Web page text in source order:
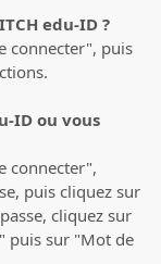
edu-ID ?
connecter", puis
ID ou vous
connecter",
puis cliquez sur
cliquez sur
puis sur "Mot de